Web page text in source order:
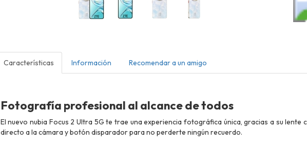
Características Información Recomendar a un amigo
Fotografía profesional al alcance de todos
El nuevo nubia Focus 2 Ultra 5G te trae una experiencia fotográfica única, gracias a su
directo a la cámara y botón disparador para no perderte ningún recuerdo.